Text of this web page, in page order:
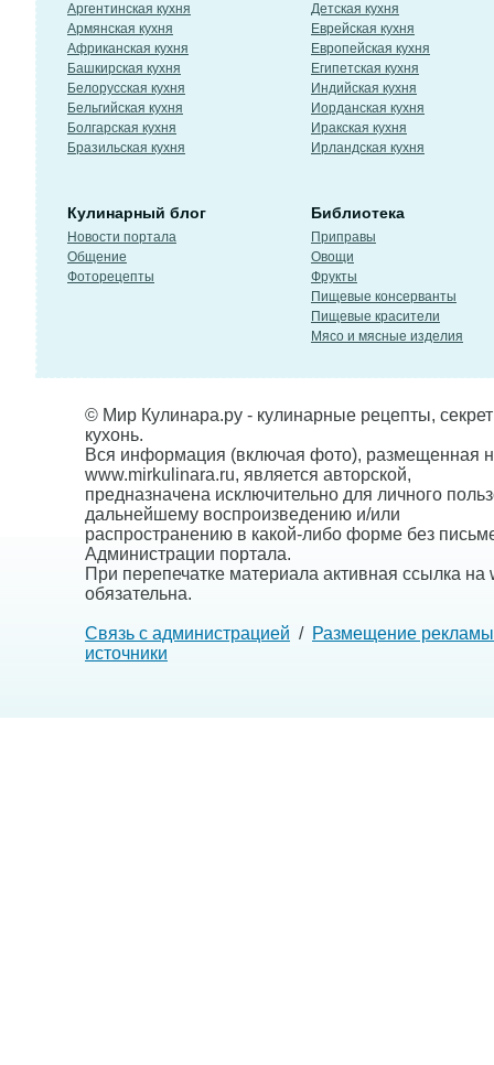
Аргентинская кухня
Армянская кухня
Африканская кухня
Башкирская кухня
Белорусская кухня
Бельгийская кухня
Болгарская кухня
Бразильская кухня
Детская кухня
Еврейская кухня
Европейская кухня
Египетская кухня
Индийская кухня
Иорданская кухня
Иракская кухня
Ирландская кухня
Кулинарный блог
Новости портала
Общение
Фоторецепты
Библиотека
Приправы
Овощи
Фрукты
Пищевые консерванты
Пищевые красители
Мясо и мясные изделия
© Мир Кулинара.ру - кулинарные рецепты,
кухонь.
Вся информация (включая фото), размещенная
www.mirkulinara.ru, является авторской,
предназначена исключительно для личного
дальнейшему воспроизведению и/или
распространению в какой-либо форме без
Администрации портала.
При перепечатке материала активная ссылка на
обязательна.
Связь с администрацией / Размещение рекламы
источники